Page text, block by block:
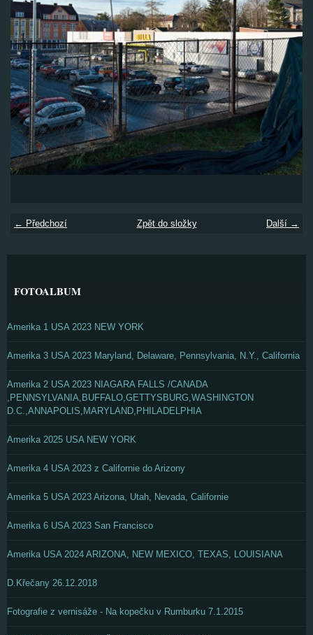
← Předchozí Další →
Zpět do složky
FOTOALBUM
Amerika 1 USA 2023 NEW YORK
Amerika 3 USA 2023 Maryland, Delaware, Pennsylvania, N.Y., California
Amerika 2 USA 2023 NIAGARA FALLS /CANADA
,PENNSYLVANIA,BUFFALO,GETTYSBURG,WASHINGTON
D.C.,ANNAPOLIS,MARYLAND,PHILADELPHIA
Amerika 2025 USA NEW YORK
Amerika 4 USA 2023 z Californie do Arizony
Amerika 5 USA 2023 Arizona, Utah, Nevada, Californie
Amerika 6 USA 2023 San Francisco
Amerika USA 2024 ARIZONA, NEW MEXICO, TEXAS, LOUISIANA
D.Křečany 26.12.2018
Fotografie z vernisáže - Na kopečku v Rumburku 7.1.2015